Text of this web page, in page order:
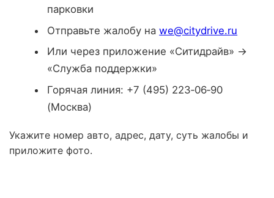
парковки
Отправьте жалобу наwe@citydrive.ru
Или через приложение «Ситидрайв» →
«Служба поддержки»
Горячая линия: +7 (495) 223‑06‑90
(Москва)
Укажите номер авто, адрес, дату, суть жалобы и
приложите фото.